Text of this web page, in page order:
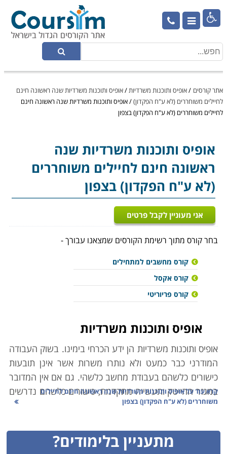

אתר קורסים /אופיס ותוכנות משרדיות/אופיס ותוכנות משרדיות שנה ראשונה חינם
לחיילים משוחררים (לא ע"ח הפקדון)/אופיס ותוכנות משרדיות שנה ראשונה חינם
לחיילים משוחררים (לא ע"ח הפקדון) בצפון
אופיס ותוכנות משרדיותשנה
ראשונה חינם לחיילים משוחררים
(לא ע"ח הפקדון) בצפון
אני מעוניין לקבל פרטים
בחר קורס מתוך רשימת הקורסים שמצאנו עבורך -
קורס מחשבים למתחילים
קורס אקסל
קורס פריוריטי
אופיס ותוכנות משרדיות
אופיס ותוכנות משרדיות הן ידע הכרחי בימינו. בשוק העבודה
המודרני כבר כמעט ולא נותרו משרות אשר אינן תובעות
כישורים כלשהם בעבודת מחשב כלשהי. גם אם אין המדובר
במגזר ההייטק ותעשייה מתקדמת, כישורים כלשהם נדרשים
כמעט תמיד. גם אם לא מדובר במשימות טכנולוגיות
ומי שאין ברשותו כלים בסיסיים בתחום יגביל משמעותית את
תחומי התעסוקה האפשריים עבורו. גם מי ש"לא מתחבר"
קרא עוד עלאופיס ותוכנות משרדיות שנה ראשונה חינם לחיילים
משוחררים (לא ע"ח הפקדון) בצפון
מתעניין בלימודים?